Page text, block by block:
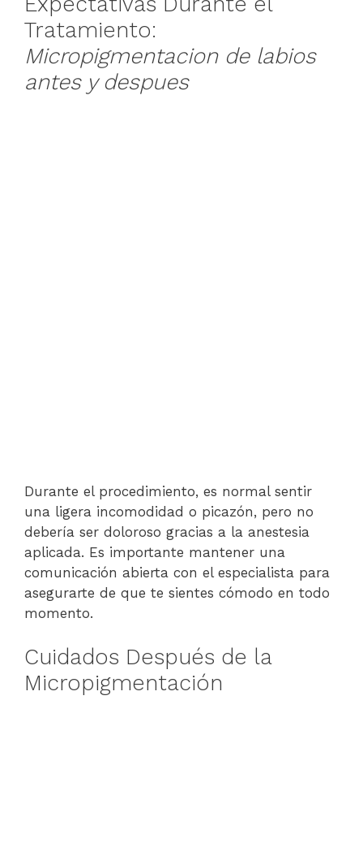
Tratamiento:
Micropigmentacion de labios
antes y despues
Durante el procedimiento, es normal sentir
una ligera incomodidad o picazón, pero no
debería ser doloroso gracias a la anestesia
aplicada. Es importante mantener una
comunicación abierta con el especialista para
asegurarte de que te sientes cómodo en todo
momento.
Cuidados Después de la
Micropigmentación